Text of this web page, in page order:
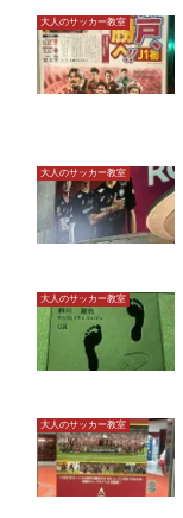
大人のサッカー教室
大人のサッカー教室
大人のサッカー教室
大人のサッカー教室